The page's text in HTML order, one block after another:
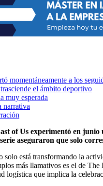
momentáneamente a los
el ámbito deportivo
muy esperada
narrativa
of Us experimentó en
aseguraron que solo
está transformando la
más llamativos es el de
logística que implica la